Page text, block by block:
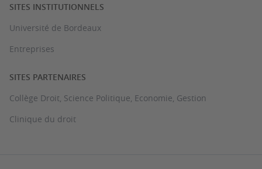
SITES INSTITUTIONNELS
Université de Bordeaux
Entreprises
SITES PARTENAIRES
Collège Droit, Science Politique, Economie, Gestion
Clinique du droit